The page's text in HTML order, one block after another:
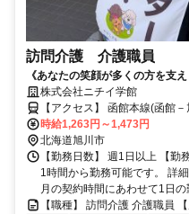
訪問介護 介護職員
《あなたの笑顔が多くの方を支
きませんか
株式会社ニチイ学館
【アクセス】 函館本線(函館－旭川)旭川
市 西御料2条1-2-1ﾒｿﾞﾝﾌﾛｰﾗ1階 ■アクセス 函館本線(函館－旭川)旭川
駅 車20分
時給1,263円～1,473円
北海道旭川市
【勤務日数】 週1日以上 【勤
1時間から勤務可能です。 詳
月の契約時間にあわせて1日
【職種】 訪問介護 介護職員